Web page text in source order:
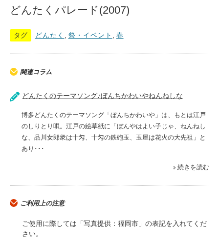
どんたくパレード(2007)
タグ どんたく 祭・イベント 春
関連コラム
どんたくのテーマソング♪ぼんちかわいやねんねしな
博多どんたくのテーマソング「ぼんちかわいや」は、もとは江戸
のしりとり唄。江戸の絵草紙に「ぼんやはよい子じゃ、ねんねし
な、品川女郎衆は十匁、十匁の鉄砲玉、玉屋は花火の大先祖」と
あり･･･
続きを読む
ご利用上の注意
ご使用に際しては「写真提供：福岡市」の表記を入れてくだ
さい。